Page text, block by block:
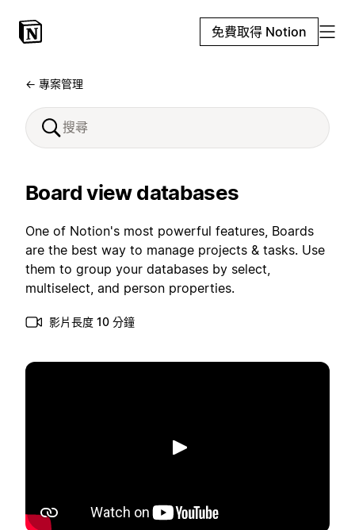
免費取得 Notion
← 專案管理
Board view databases
One of Notion's most powerful features, Boards
are the best way to manage projects & tasks. Use
them to group your databases by select,
multiselect, and person properties.
影片長度 10 分鐘
播放